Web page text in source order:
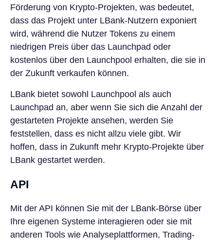
Förderung von Krypto-Projekten, was bedeutet,
dass das Projekt unter LBank-Nutzern exponiert
wird, während die Nutzer Tokens zu einem
niedrigen Preis über das Launchpad oder
kostenlos über den Launchpool erhalten, die sie in
der Zukunft verkaufen können.
LBank bietet sowohl Launchpool als auch
Launchpad an, aber wenn Sie sich die Anzahl der
gestarteten Projekte ansehen, werden Sie
feststellen, dass es nicht allzu viele gibt. Wir
hoffen, dass in Zukunft mehr Krypto-Projekte über
LBank gestartet werden.
API
Mit der API können Sie mit der LBank-Börse über
Ihre eigenen Systeme interagieren oder sie mit
anderen Tools wie Analyseplattformen, Trading-